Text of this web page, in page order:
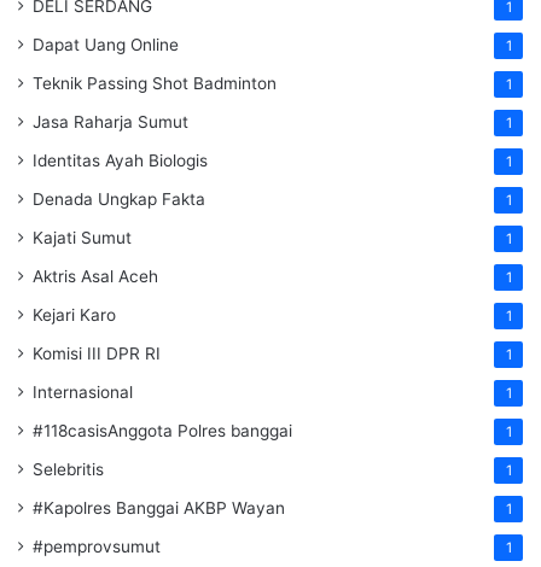
DELI SERDANG 1
Dapat Uang Online 1
Teknik Passing Shot Badminton 1
Jasa Raharja Sumut 1
Identitas Ayah Biologis 1
Denada Ungkap Fakta 1
Kajati Sumut 1
Aktris Asal Aceh 1
Kejari Karo 1
Komisi III DPR RI 1
Internasional 1
#118casisAnggota Polres banggai 1
Selebritis 1
#Kapolres Banggai AKBP Wayan 1
#pemprovsumut 1